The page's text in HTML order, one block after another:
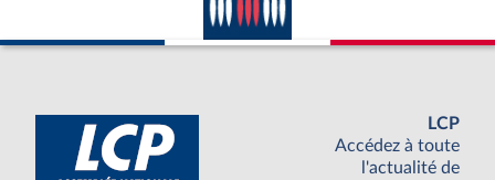
LCP
Accédez à toute
l'actualité de